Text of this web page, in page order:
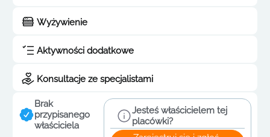
Wyżywienie
Aktywności dodatkowe
Konsultacje ze specjalistami
Brak
przypisanego
właściciela
Jesteś właścicielem tej
placówki?